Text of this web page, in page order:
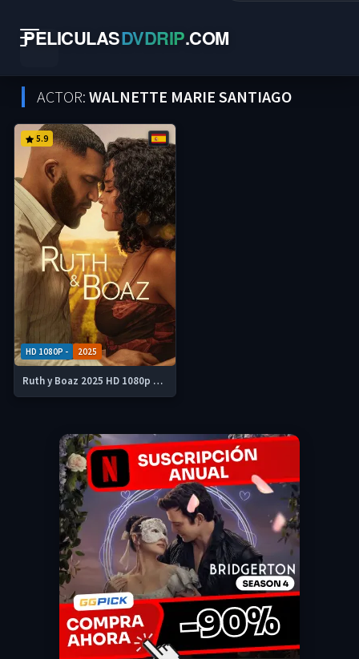
PELICULASDVDRIP.COM
ACTOR: WALNETTE MARIE SANTIAGO
HD 1080P - 2025
5.9
Ruth y Boaz 2025 HD 1080p Castellano